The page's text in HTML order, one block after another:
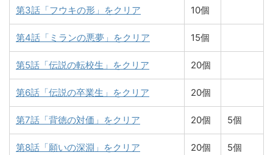
第3話「フウキの形」をクリア 10個
第4話「ミランの悪夢」をクリア 15個
第5話「伝説の転校生」をクリア 20個
第6話「伝説の卒業生」をクリア 20個
第7話「背徳の対価」をクリア 20個 5個
第8話「願いの深淵」をクリア 20個 5個